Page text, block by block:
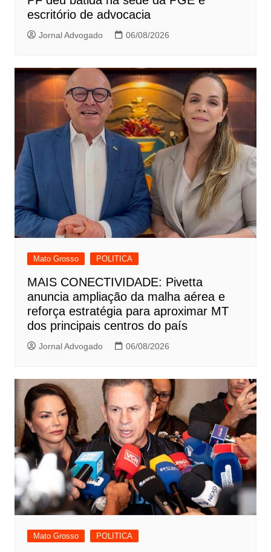
escritório de advocacia
Jornal Advogado 06/08/2026
Mato Grosso POLITICA
MAIS CONECTIVIDADE: Pivetta
anuncia ampliação da malha aérea e
reforça estratégia para aproximar MT
dos principais centros do país
Jornal Advogado 06/08/2026
Mato Grosso POLITICA